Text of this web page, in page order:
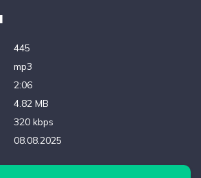
445
mp3
2:06
4.82 MB
320 kbps
08.08.2025